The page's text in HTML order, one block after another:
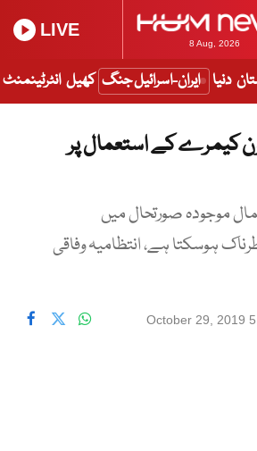
8 Aug, 2026
LIVE
دنیا ایران-اسرائیل جنگ کھیل انٹرٹینمنٹ
کیمرے کے استعمال پر
موجودہ صورتحال میں
ہوسکتا ہے، انتظامیہ وفاقی
October 29, 2019